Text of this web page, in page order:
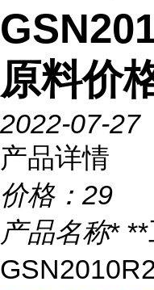
原料价
2022-07-27
产品详情
价格： 29
产品名称*